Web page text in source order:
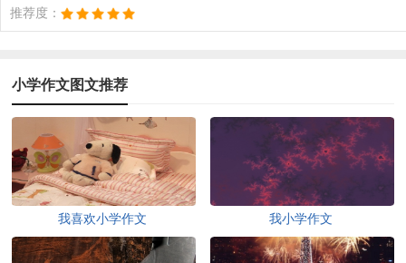
推荐度：
小学作文图文推荐
我喜欢小学作文 我小学作文